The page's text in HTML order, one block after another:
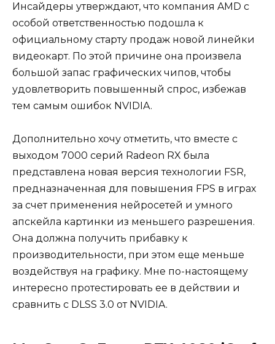
Инсайдеры утверждают, что компания AMD с
особой ответственностью подошла к
официальному старту продаж новой линейки
видеокарт. По этой причине она произвела
большой запас графических чипов, чтобы
удовлетворить повышенный спрос, избежав
тем самым ошибок NVIDIA.
Дополнительно хочу отметить, что вместе с
выходом 7000 серий Radeon RX была
представлена новая версия технологии FSR,
предназначенная для повышения FPS в играх
за счет применения нейросетей и умного
апскейла картинки из меньшего разрешения.
Она должна получить прибавку к
производительности, при этом еще меньше
воздействуя на графику. Мне по-настоящему
интересно протестировать ее в действии и
сравнить с DLSS 3.0 от NVIDIA.